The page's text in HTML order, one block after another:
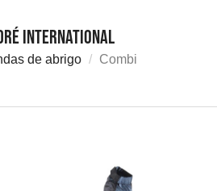
International
de abrigo Combi